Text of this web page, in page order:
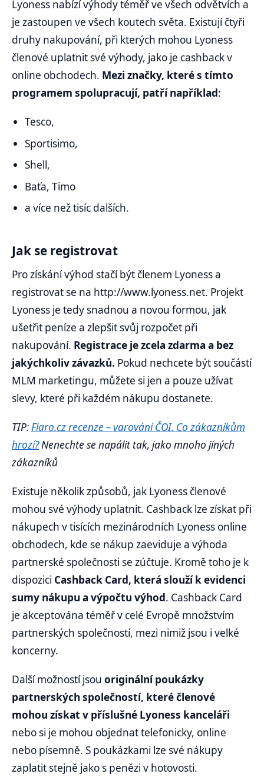
Lyoness nabízí výhody téměř ve všech odvětvích a
je zastoupen ve všech koutech světa. Existují čtyři
druhy nakupování, při kterých mohou Lyoness
členové uplatnit své výhody, jako je cashback v
online obchodech. Mezi značky, které s tímto
programem spolupracují, patří například:
Tesco,
Sportisimo,
Shell,
Baťa, Timo
a více než tisíc dalších.
Jak se registrovat
Pro získání výhod stačí být členem Lyoness a
registrovat se na http://www.lyoness.net. Projekt
Lyoness je tedy snadnou a novou formou, jak
ušetřit peníze a zlepšit svůj rozpočet při
nakupování. Registrace je zcela zdarma a bez
jakýchkoliv závazků. Pokud nechcete být součástí
MLM marketingu, můžete si jen a pouze užívat
slevy, které při každém nákupu dostanete.
TIP:Flaro.cz recenze – varování ČOI. Co zákazníkům
hrozí?Nenechte se napálit tak, jako mnoho jiných
zákazníků
Existuje několik způsobů, jak Lyoness členové
mohou své výhody uplatnit. Cashback lze získat při
nákupech v tisících mezinárodních Lyoness online
obchodech, kde se nákup zaeviduje a výhoda
partnerské společnosti se zúčtuje. Kromě toho je k
dispozici Cashback Card, která slouží k evidenci
sumy nákupu a výpočtu výhod. Cashback Card
je akceptována téměř v celé Evropě množstvím
partnerských společností, mezi nimiž jsou i velké
koncerny.
Další možností jsou originální poukázky
partnerských společností, které členové
mohou získat v příslušné Lyoness kanceláři
nebo si je mohou objednat telefonicky, online
nebo písemně. S poukázkami lze své nákupy
zaplatit stejně jako s penězi v hotovosti.